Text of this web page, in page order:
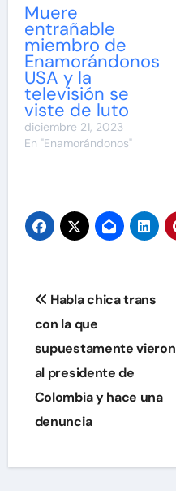
Muere
entrañable
miembro de
Enamorándonos
USA y la
televisión se
viste de luto
diciembre 21, 2023
En "Enamorándonos"
Navegación
de
entradas
Habla chica trans
con la que
supuestamente vieron
al presidente de
Colombia y hace una
denuncia